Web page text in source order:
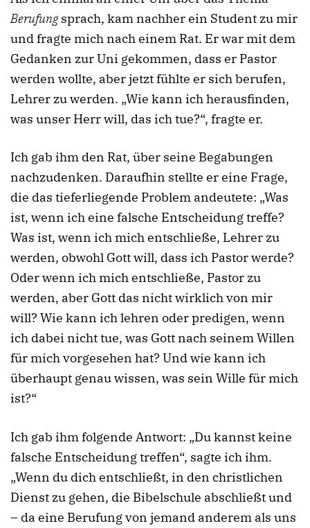
Berufungsprach, kam nachher ein Student zu mir
und fragte mich nach einem Rat. Er war mit dem
Gedanken zur Uni gekommen, dass er Pastor
werden wollte, aber jetzt fühlte er sich berufen,
Lehrer zu werden. „Wie kann ich herausfinden,
was unser Herr will, das ich tue?“, fragte er.
Ich gab ihm den Rat, über seine Begabungen
nachzudenken. Daraufhin stellte er eine Frage,
die das tieferliegende Problem andeutete: „Was
ist, wenn ich eine falsche Entscheidung treffe?
Was ist, wenn ich mich entschließe, Lehrer zu
werden, obwohl Gott will, dass ich Pastor werde?
Oder wenn ich mich entschließe, Pastor zu
werden, aber Gott das nicht wirklich von mir
will? Wie kann ich lehren oder predigen, wenn
ich dabei nicht tue, was Gott nach seinem Willen
für mich vorgesehen hat? Und wie kann ich
überhaupt genau wissen, was sein Wille für mich
ist?“
Ich gab ihm folgende Antwort: „Du kannst keine
falsche Entscheidung treffen“, sagte ich ihm.
„Wenn du dich entschließt, in den christlichen
Dienst zu gehen, die Bibelschule abschließt und
– da eine Berufung von jemand anderem als uns